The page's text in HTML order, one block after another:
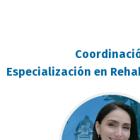
Especialización en